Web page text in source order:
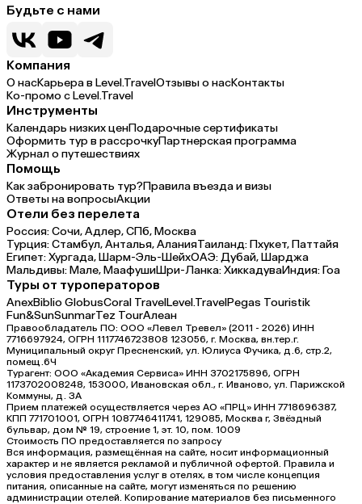
Будьте с нами
Компания
О насКарьера в Level.TravelОтзывы о насКонтакты
Ко-промо с Level.Travel
Инструменты
Календарь низких ценПодарочные сертификаты
Оформить тур в рассрочкуПартнерская программа
Журнал о путешествиях
Помощь
Как забронировать тур?Правила въезда и визы
Ответы на вопросыАкции
Отели без перелета
Россия:Сочи,Адлер,СПб,Москва
Турция:Стамбул,Анталья,АланияТаиланд:Пхукет,Паттайя
Египет:Хургада,Шарм-Эль-ШейхОАЭ:Дубай,Шарджа
Мальдивы:Мале,МаафушиШри-Ланка:ХиккадуваИндия:Гоа
Туры от туроператоров
AnexBiblio GlobusCoral TravelLevel.TravelPegas Touristik
Fun&SunSunmarTez TourАлеан
Правообладатель ПО: ООО «Левел Тревел» (2011 - 2026) ИНН
7716697924, ОГРН 1117746723808 123056, г. Москва, вн.тер.г.
Муниципальный округ Пресненский, ул. Юлиуса Фучика, д.6, стр.2,
помещ.6Ч
Турагент: ООО «Академия Сервиса» ИНН 3702175896, ОГРН
1173702008248, 153000, Ивановская обл., г. Иваново, ул. Парижской
Коммуны, д. ЗА
Прием платежей осуществляется через АО «ПРЦ» ИНН 7718696387,
КПП 771701001, ОГРН 1087746411741, 129085, Москва г, Звёздный
бульвар, дом № 19, строение 1, эт. 10, пом. 1009
Стоимость ПО предоставляется по запросу
Вся информация, размещённая на сайте, носит информационный
характер и не является рекламой и публичной офертой. Правила и
условия предоставления услуг в отелях, в том числе концепция
питания, описанные на сайте, могут изменяться по решению
администрации отелей. Копирование материалов без письменного